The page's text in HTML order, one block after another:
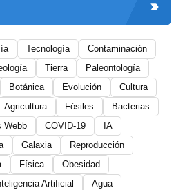
Tecnología
Contaminación
Tierra
Paleontología
Botánica Evolución
Cultura
Agricultura Fósiles
Bacterias
Webb COVID-19
IA
Galaxia
Reproducción
Física
Obesidad
Artificial
Agua